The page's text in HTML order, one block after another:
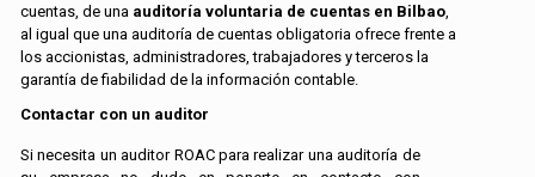
cuentas, de una auditoría voluntaria de cuentas en Bilbao,
al igual que una auditoría de cuentas obligatoria ofrece frente a
los accionistas, administradores, trabajadores y terceros la
garantía de fiabilidad de la información contable.
Contactar con un auditor
Si necesita un auditor ROAC para realizar una auditoría de